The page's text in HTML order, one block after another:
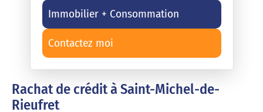
Immobilier + Consommation
Contactez moi
Rachat de crédit à Saint-Michel-de-
Rieufret